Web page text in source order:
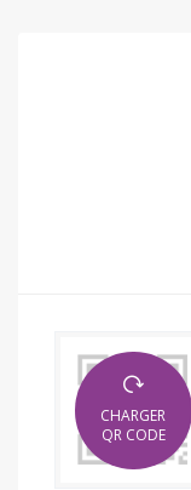
CHARGER
QR CODE